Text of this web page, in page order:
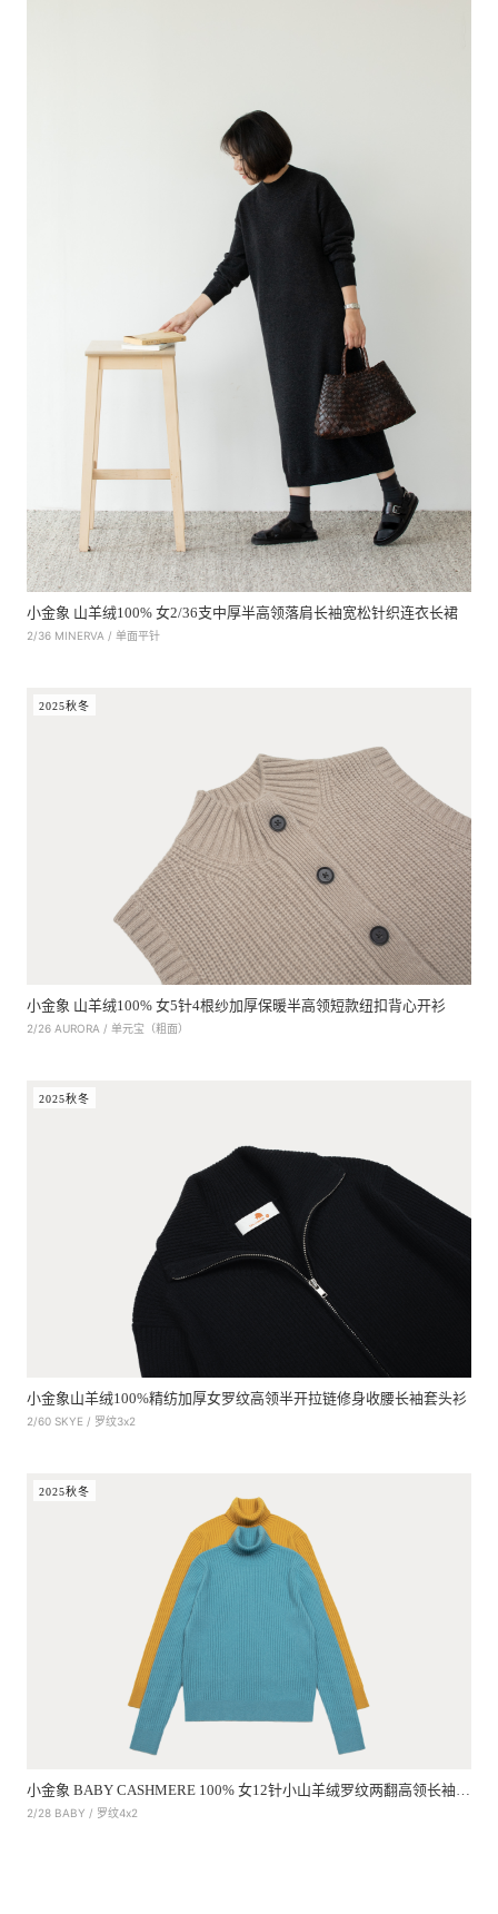
小金象 山羊绒100% 女2/36支中厚半高领落肩长袖宽松针织连衣长裙
2/36 MINERVA / 单面平针
2025秋冬
小金象 山羊绒100% 女5针4根纱加厚保暖半高领短款纽扣背心开衫
2/26 AURORA / 单元宝（粗面）
2025秋冬
小金象山羊绒100%精纺加厚女罗纹高领半开拉链修身收腰长袖套头衫
2/60 SKYE / 罗纹3x2
2025秋冬
小金象 BABY CASHMERE 100% 女12针小山羊绒罗纹两翻高领长袖套头
2/28 BABY / 罗纹4x2